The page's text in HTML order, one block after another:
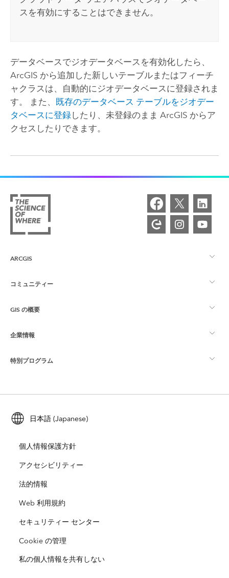
スを有効にすることはできません。
データベースでジオデータベースを有効化したら、
ArcGIS から追加した新しいテーブルまたはフィーチ
ャクラスは、自動的にジオデータベースに登録されま
す。 また、
既存のデータベース テーブルをジオデー
タベースに登録したり、未登録のまま ArcGIS からア
クセスしたりできます。
ARCGIS
ArcGIS の概要
マッピング
Esri ストア
コミュニティー
Esri Community
ArcGIS ブログ
Esri Young Professionals Network
GIS の概要
GIS とは
ロケーション インテリジェンス
トレーニング
ArcUser
ArcNews
ArcWatch
Esri ビデオ
企業情報
Esri について
採用情報
オープンビジョン
企業行動規範
サイトマップ
特別プログラム
ArcGIS for Student Use
自然保護
教育機関
人種的平等
日本語 (Japanese)
個人情報保護方針
アクセシビリティー
法的情報
Web 利用規約
セキュリティー センター
Cookie の管理
私の個人情報を共有しない